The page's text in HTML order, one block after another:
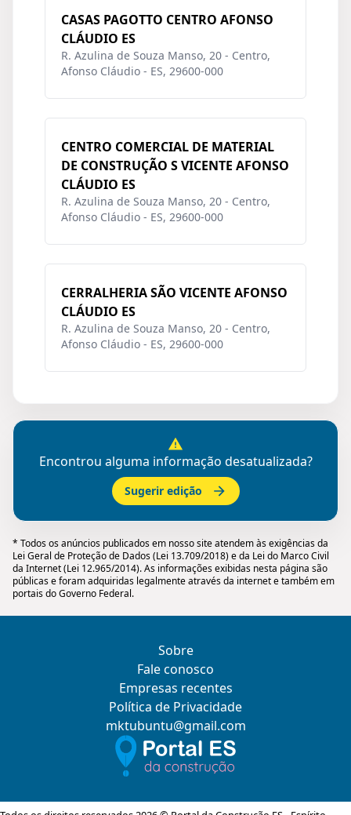
CASAS PAGOTTO CENTRO AFONSO
CLÁUDIO ES
R. Azulina de Souza Manso, 20 - Centro,
Afonso Cláudio - ES, 29600-000
CENTRO COMERCIAL DE MATERIAL
DE CONSTRUÇÃO S VICENTE AFONSO
CLÁUDIO ES
R. Azulina de Souza Manso, 20 - Centro,
Afonso Cláudio - ES, 29600-000
CERRALHERIA SÃO VICENTE AFONSO
CLÁUDIO ES
R. Azulina de Souza Manso, 20 - Centro,
Afonso Cláudio - ES, 29600-000
Encontrou alguma informação desatualizada?
Sugerir edição
* Todos os anúncios publicados em nosso site atendem às exigências da
Lei Geral de Proteção de Dados (Lei 13.709/2018) e da Lei do Marco Civil
da Internet (Lei 12.965/2014). As informações exibidas nesta página são
públicas e foram adquiridas legalmente através da internet e também em
portais do Governo Federal.
Sobre
Fale conosco
Empresas recentes
Política de Privacidade
mktubuntu@gmail.com